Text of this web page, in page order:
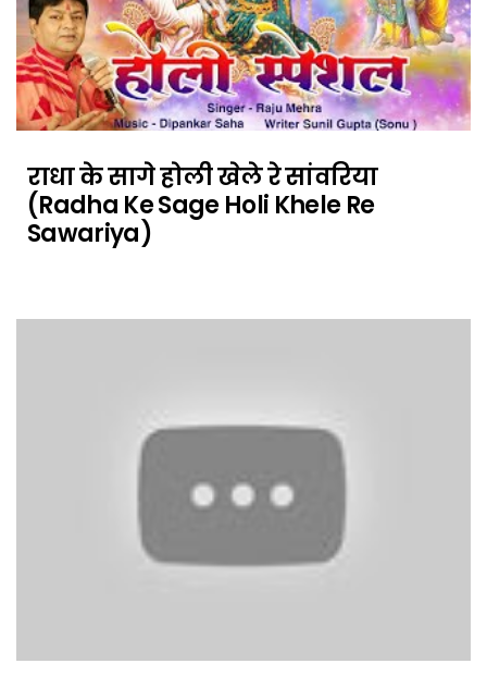
राधा के सागे होली खेले रे सांवरिया
(Radha Ke Sage Holi Khele Re
Sawariya)